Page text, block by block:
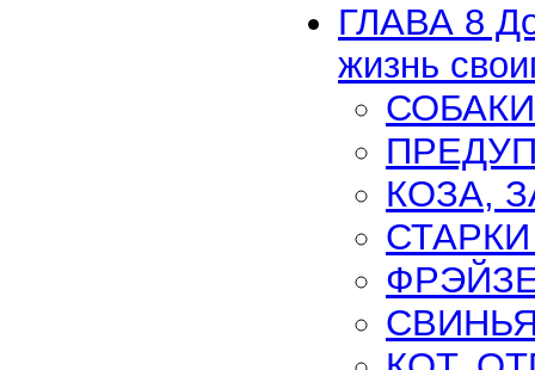
ГЛАВА 8
жизнь
КОЗА,